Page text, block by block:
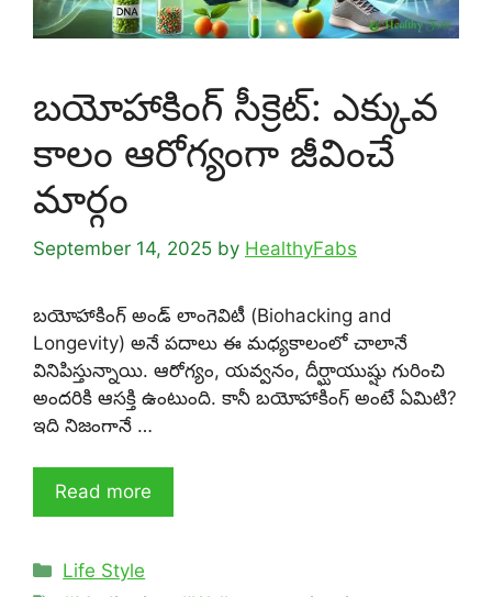
బయోహాకింగ్ సీక్రెట్: ఎక్కువ
కాలం ఆరోగ్యంగా జీవించే
మార్గం
September 14, 2025 by HealthyFabs
బయోహాకింగ్ అండ్ లాంగెవిటీ (Biohacking and
Longevity) అనే పదాలు ఈ మధ్యకాలంలో చాలానే
వినిపిస్తున్నాయి. ఆరోగ్యం, యవ్వనం, దీర్ఘాయుష్షు గురించి
అందరికి ఆసక్తి ఉంటుంది. కానీ బయోహాకింగ్ అంటే ఏమిటి?
ఇది నిజంగానే …
Read more
Categories
Life Style